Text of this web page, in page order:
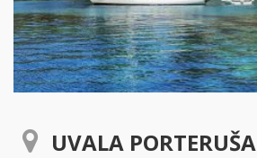
UVALA PORTERUŠA